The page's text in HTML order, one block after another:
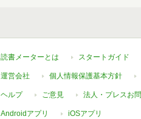
読書メーターとは スタートガイド
運営会社 個人情報保護基本方針
ヘルプ ご意見 法人・プレスお
Androidアプリ iOSアプリ